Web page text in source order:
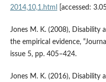
2014,10,1.html
[accessed:
Jones M. K. (2008), Disability
the empirical evidence,
issue 5, pp. 405–424.
Jones M. K. (2016), Disability